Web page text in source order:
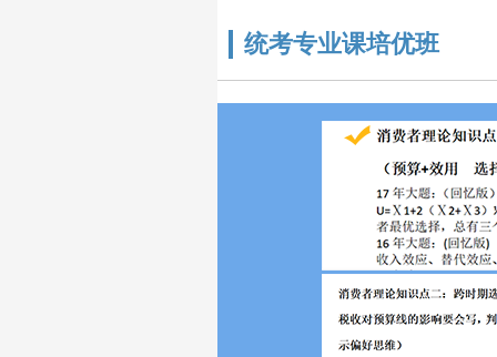
统考专业课培优班